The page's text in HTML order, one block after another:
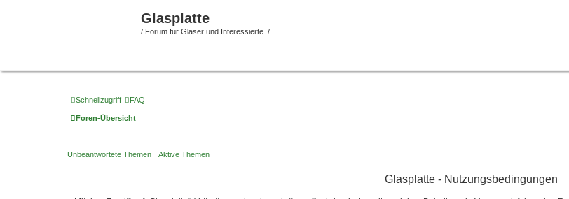
Glasplatte
/ Forum für Glaser und Interessierte../
Schnellzugriff FAQ
Foren-Übersicht
Unbeantwortete Themen Aktive Themen
Glasplatte - Nutzungsbedingungen